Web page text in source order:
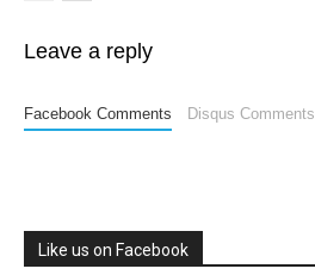
Leave a reply
Facebook Comments Disqus Comments
Like us on Facebook